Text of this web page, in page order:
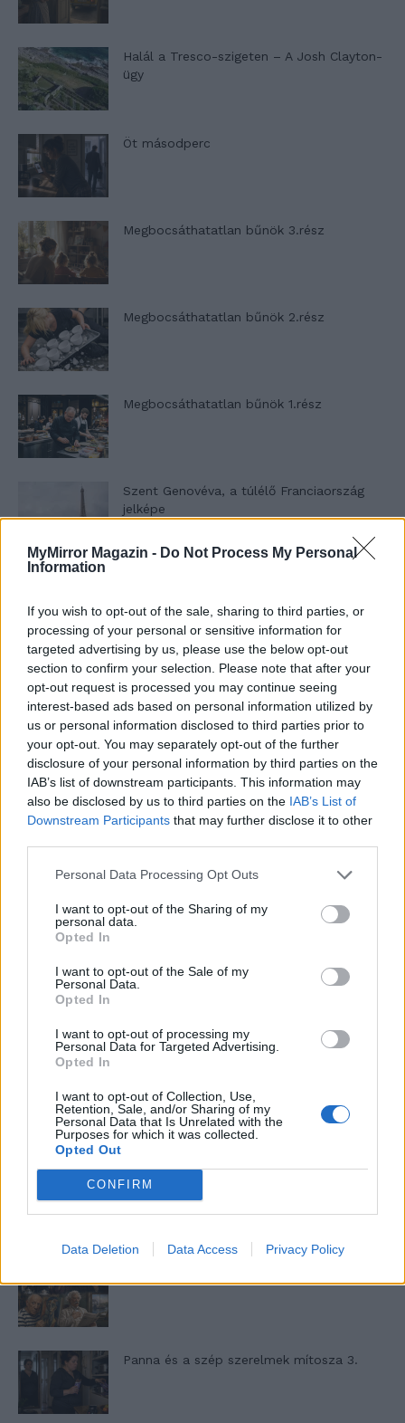
MyMirror Magazin - Do Not Process My Personal
Information
If you wish to opt-out of the sale, sharing to third parties, or
processing of your personal or sensitive information for
targeted advertising by us, please use the below opt-out
section to confirm your selection. Please note that after your
opt-out request is processed you may continue seeing
interest-based ads based on personal information utilized by
us or personal information disclosed to third parties prior to
your opt-out. You may separately opt-out of the further
disclosure of your personal information by third parties on the
IAB’s list of downstream participants. This information may
also be disclosed by us to third parties on the IAB’s List of
Downstream Participants that may further disclose it to other
Personal Data Processing Opt Outs
I want to opt-out of the Sharing of my
personal data.
Opted In
I want to opt-out of the Sale of my
Personal Data.
Opted In
I want to opt-out of processing my
Personal Data for Targeted Advertising.
Opted In
I want to opt-out of Collection, Use,
Retention, Sale, and/or Sharing of my
Personal Data that Is Unrelated with the
Purposes for which it was collected.
Opted Out
CONFIRM
Data Deletion Data Access Privacy Policy
Halál a Tresco-szigeten – A Josh Clayton-
ügy
Öt másodperc
Megbocsáthatatlan bűnök 3.rész
Megbocsáthatatlan bűnök 2.rész
Megbocsáthatatlan bűnök 1.rész
Szent Genovéva, a túlélő Franciaország
jelképe
Minka 11. rész
T. szereti a fiatal lányokat 14. rész
A legidegesítőbb kifejezések laza
13. rész
Woody Allen megosztó zsenialitása
A világ legismertebb ruhái
Panna és a szép szerelmek mítosza 3.